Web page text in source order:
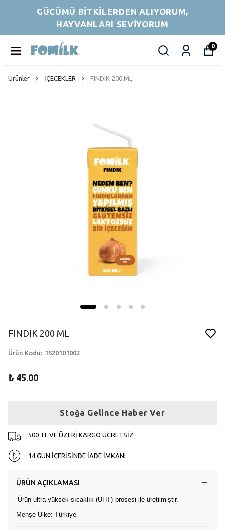
GÜCÜMÜ BİTKİLERDEN ALIYORUM,
HAYVANLARI SEVİYORUM
0
Ürünler İÇECEKLER FINDIK 200 ML
FINDIK 200 ML
Ürün Kodu: 1520101002
₺ 45.00
Stoğa Gelince Haber Ver
500 TL VE ÜZERİ KARGO ÜCRETSİZ
14 GÜN İÇERİSİNDE İADE İMKANI
ÜRÜN AÇIKLAMASI
Ürün ultra yüksek sıcaklık (UHT) prosesi ile üretilmiştir.
Menşe Ülke: Türkiye